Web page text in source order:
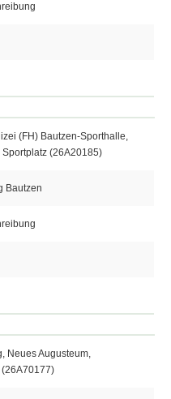
(FH) Bautzen-Sporthalle,
(26A20185)
Bautzen
Neues Augusteum,